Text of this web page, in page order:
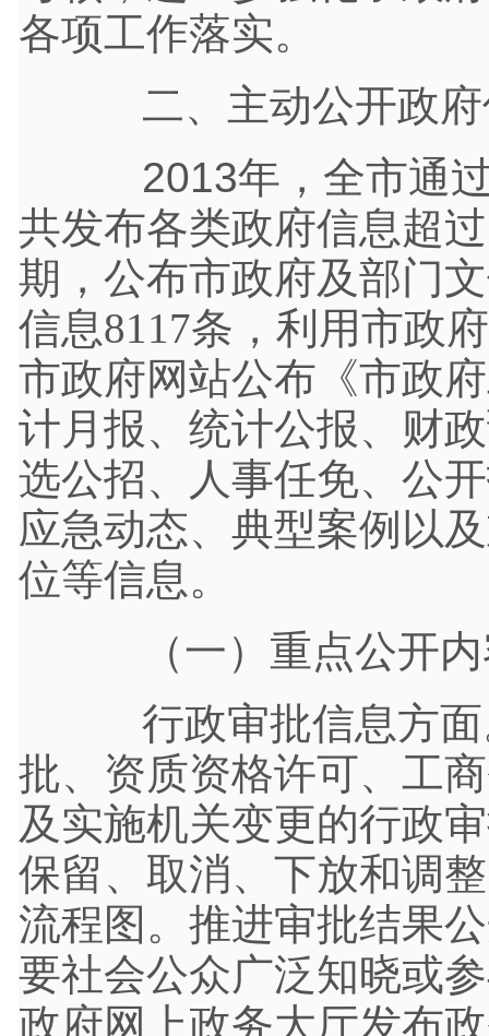
各项工作落实。
二、主动公开政府
2013年，全市通过
共发布各类政府信息超过
期，公布市政府及部门
信息8117条，利用市政
市政府网站公布《市政
计月报、统计公报、财
选公招、人事任免、公
应急动态、典型案例以
位等信息。
（一）重点公开内
行政审批信息方面
批、资质资格许可、工
及实施机关变更的行政
保留、取消、下放和调
流程图。推进审批结果
要社会公众广泛知晓或
政府网上政务大厅发布